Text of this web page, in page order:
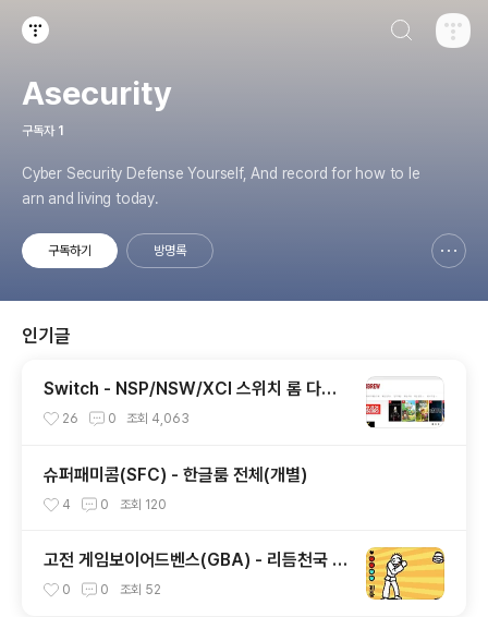
Asecurity
구독자 1
Cyber Security Defense Yourself, And record for how to le
arn and living today.
구독하기 방명록
인기글
Switch - NSP/NSW/XCI 스위치 롬 다운
로드 사이트들
26 0 조회 4,063
슈퍼패미콤(SFC) - 한글룸 전체(개별)
4 0 조회 120
고전 게임보이어드벤스(GBA) - 리듬천국 한
글 0 0 조회 52